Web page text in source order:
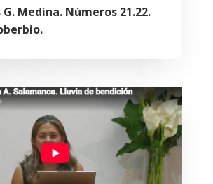
G. Medina. Números 21.22.